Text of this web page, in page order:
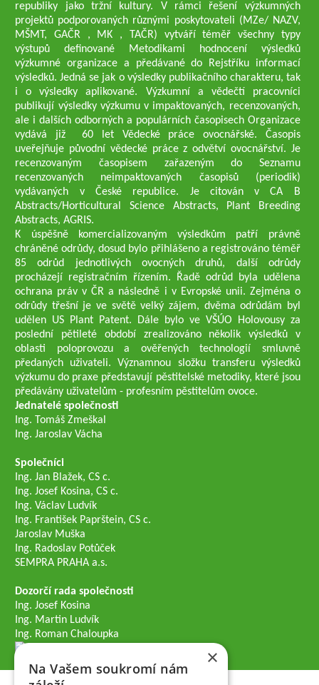
republiky jako tržní kultury. V rámci řešení výzkumných
projektů podporovaných různými poskytovateli (MZe/ NAZV,
MŠMT, GAČR , MK , TAČR) vytváří téměř všechny typy
výstupů definované Metodikami hodnocení výsledků
výzkumné organizace a předávané do Rejstříku informací
výsledků. Jedná se jak o výsledky publikačního charakteru, tak
i o výsledky aplikované. Výzkumní a vědečtí pracovníci
publikují výsledky výzkumu v impaktovaných, recenzovaných,
ale i dalších odborných a populárních časopisech Organizace
vydává již 60 let Vědecké práce ovocnářské. Časopis
uveřejňuje původní vědecké práce z odvětví ovocnářství. Je
recenzovaným časopisem zařazeným do Seznamu
recenzovaných neimpaktovaných časopisů (periodik)
vydávaných v České republice. Je citován v CA B
Abstracts/Horticultural Science Abstracts, Plant Breeding
Abstracts, AGRIS.
K úspěšně komercializovaným výsledkům patří právně
chráněné odrůdy, dosud bylo přihlášeno a registrováno téměř
85 odrůd jednotlivých ovocných druhů, další odrůdy
procházejí registračním řízením. Řadě odrůd byla udělena
ochrana práv v ČR a následně i v Evropské unii. Zejména o
odrůdy třešní je ve světě velký zájem, dvěma odrůdám byl
udělen US Plant Patent. Dále bylo ve VŠÚO Holovousy za
poslední pětileté období zrealizováno několik výsledků v
oblasti poloprovozu a ověřených technologií smluvně
předaných uživateli. Významnou složku transferu výsledků
výzkumu do praxe představují pěstitelské metodiky, které jsou
předávány uživatelům - profesním pěstitelům ovoce.
Jednatelé společnosti
Ing. Tomáš Zmeškal
Ing. Jaroslav Vácha
Společníci
Ing. Jan Blažek, CS c.
Ing. Josef Kosina, CS c.
Ing. Václav Ludvík
Ing. František Paprštein, CS c.
Jaroslav Muška
Ing. Radoslav Potůček
SEMPRA PRAHA a.s.
Dozorčí rada společnosti
Ing. Josef Kosina
Ing. Martin Ludvík
Ing. Roman Chaloupka
×
Na Vašem soukromí nám